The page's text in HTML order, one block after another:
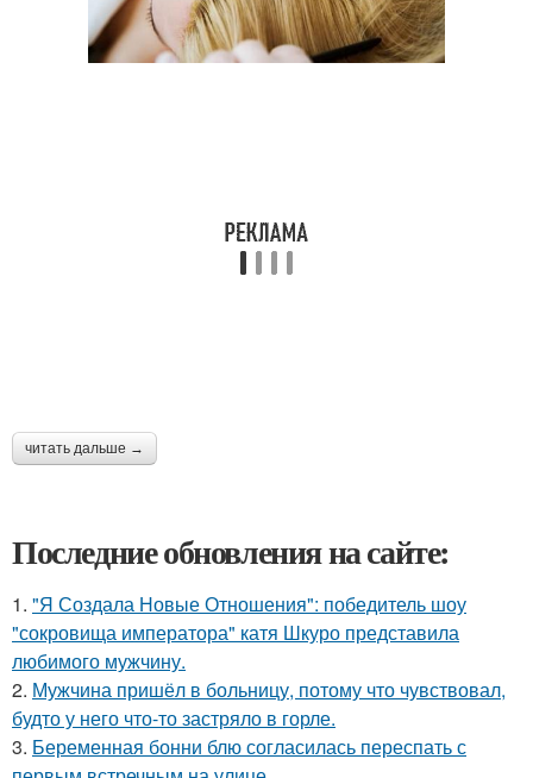
читать дальше →
Последние обновления на сайте:
1. "Я Создала Новые Отношения": победитель шоу
"сокровища императора" катя Шкуро представила
любимого мужчину.
2. Мужчина пришёл в больницу, потому что чувствовал,
будто у него что-то застряло в горле.
3. Беременная бонни блю согласилась переспать с